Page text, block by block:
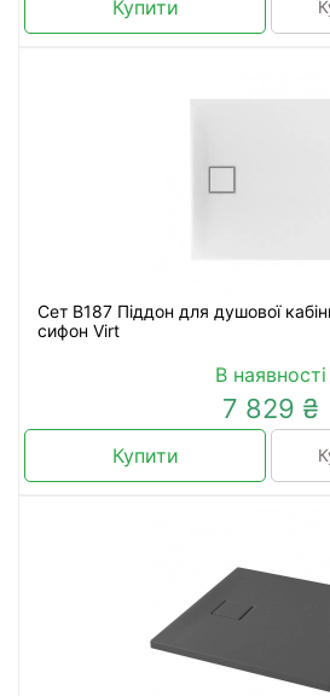
Купити
Сет B187 Піддон для душової
сифон Virt
В наявності
7 829 ₴
Купити